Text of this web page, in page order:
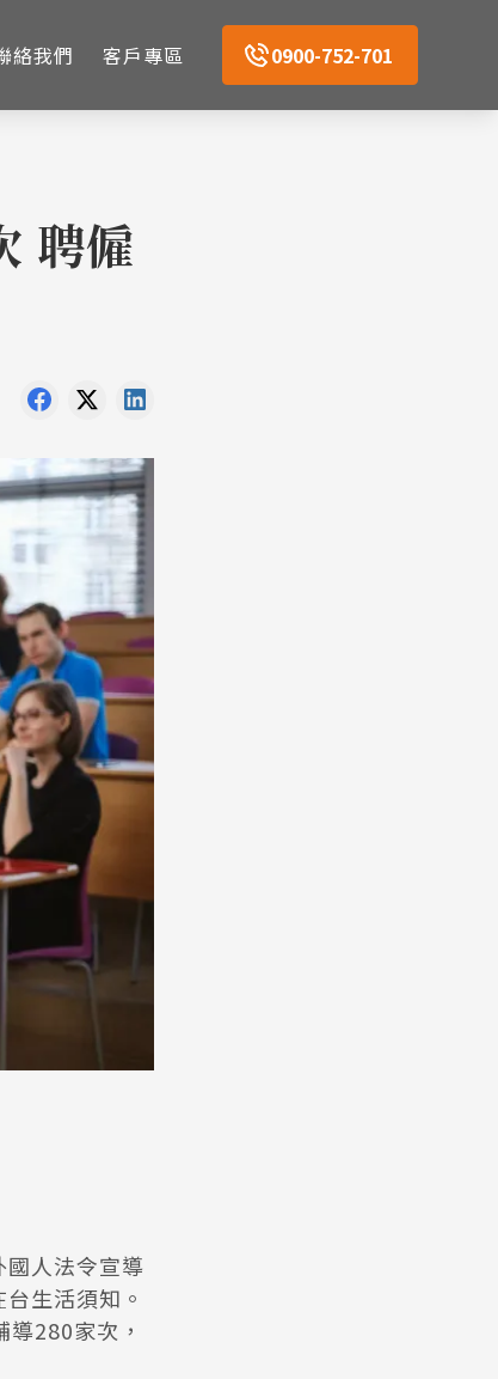
絡我們 客戶專區 0900-752-701
聘僱
人法令宣導
生活須知。
280家次，